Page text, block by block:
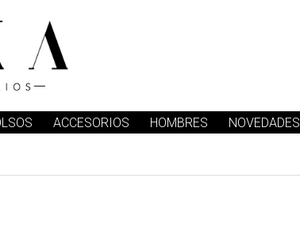
ACCESORIOS HOMBRES NOVEDADES